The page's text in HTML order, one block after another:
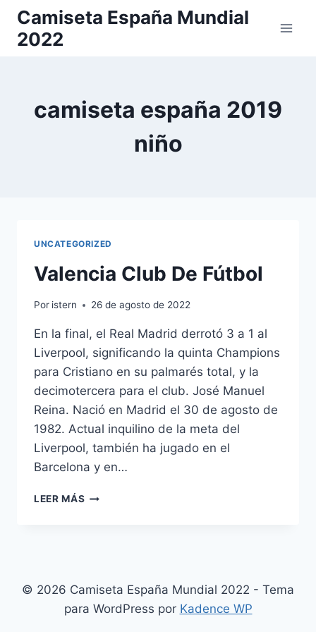
Saltar
contenido
Camiseta España Mundial
2022
camiseta españa 2019
niño
UNCATEGORIZED
Valencia Club De Fútbol
Por istern 26 de agosto de 2022
En la final, el Real Madrid derrotó 3 a 1 al
Liverpool, significando la quinta Champions
para Cristiano en su palmarés total, y la
decimotercera para el club. José Manuel
Reina. Nació en Madrid el 30 de agosto de
1982. Actual inquilino de la meta del
Liverpool, también ha jugado en el
Barcelona y en…
LEER MÁS VALENCIA
© 2026 Camiseta España Mundial 2022 - Tema
para WordPress por Kadence WP